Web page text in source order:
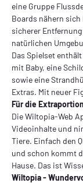
eine Gruppe
Boards nähern
sicherer
natürlichen
Das Spielset
mit Baby, eine
sowie eine
Extras. Mit neuer
Für die
Die Wiltopia-Web
Videoinhalte und
Tiere. Einfach den
und schon kommt
Hause. Das ist
Wiltopia -